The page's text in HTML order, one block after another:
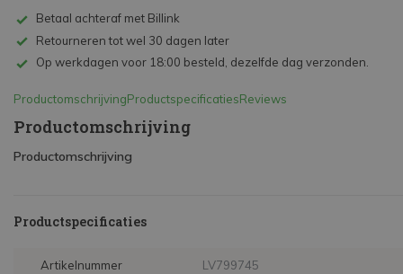
Betaal achteraf met Billink
Retourneren tot wel 30 dagen later
Op werkdagen voor 18:00 besteld, dezelfde dag verzonden.
ProductomschrijvingProductspecificatiesReviews
Productomschrijving
Productomschrijving
Productspecificaties
Artikelnummer LV799745